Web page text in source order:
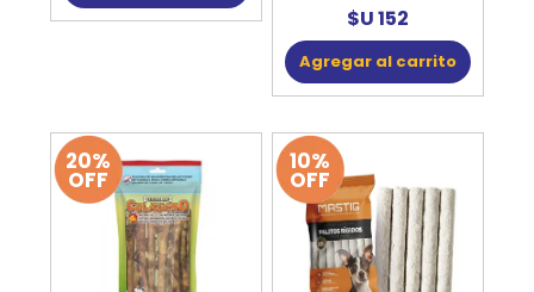
$U 152
Agregar al carrito
20%
OFF
10%
OFF